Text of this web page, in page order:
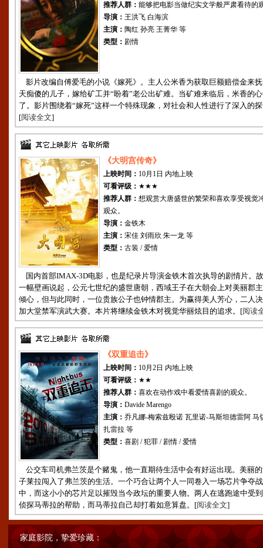
推荐人群： 能够把电影当做纪实文学般严肃看待的
导演： 王洪飞 白海滨
主演： 陶红 孙亮 王菁华 等
类型： 剧情
影片改编自傅爱毛的小说《嫁死》。主人公米香为获取巨额赔偿金来
天痴傻的儿子，嫁给矿工并“盼着”老公出矿难。当矿难来临后，米香的
了。影片围绕着“嫁死”这样一个特殊现象，对社会和人性进行了深入的
[阅读全文]
《大明宫传奇》
上映时间： 10月1日 内地上映
可看评级： ★★★
推荐人群： 想观赏大唐盛世的繁荣和喜欢享受视觉
观众。
导演： 金铁木
主演： 宋佳 刘雨欣 朱一龙 等
类型： 古装 / 爱情
国内首部IMAX-3D电影，也是纪录片导演金铁木首次执导的剧情片。
一幅壁画说起，公元七世纪的盛世唐朝，西域王子在大朝会上对美丽郡
倾心，但与此同时，一位贵族公子也钟情郡主。为赢得美人芳心，二人
加大堂禁军演武大赛。本片将继续金铁木对视觉华丽炫目的追求。[阅读
《双重追击》
上映时间： 10月2日 内地上映
可看评级： ★★
推荐人群： 喜欢在动作戏中看爱情喜剧的观众。
导演： Davide Marengo
主演： 乔凡娜-梅索兹殴诺 瓦里诺-马斯坦德雷阿 马
扎雷拉 等
类型： 喜剧 / 犯罪 / 剧情 / 爱情
公交车司机弗兰茨是个赌鬼，他一直期待生活中会有好运出现。美丽
子莱拉闯入了弗兰茨的生活。一个巧合让两个人一同卷入一场芯片争夺
中，而这小小的芯片足以摧毁当今政坛的重要人物。两人在逃跑途中受
侦探马蒂拉的帮助，而马蒂拉自己却打着如意算盘。[阅读全文]
家庭影院，挚爱珍藏：